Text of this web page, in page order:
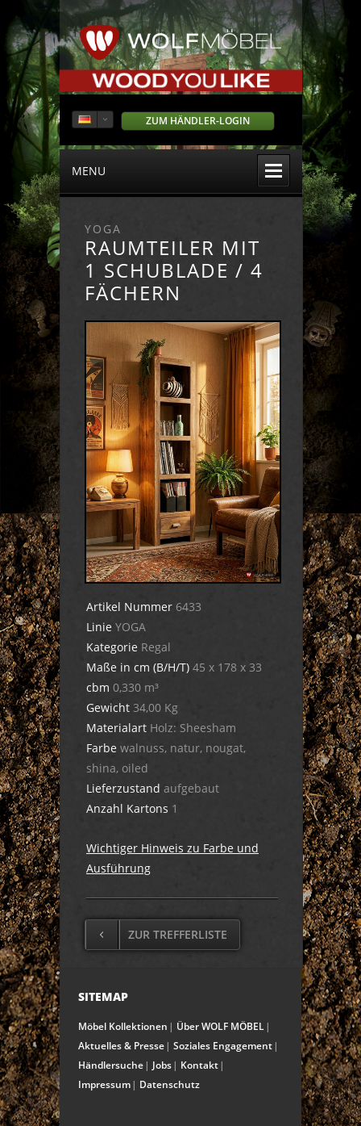
ZUM HÄNDLER-LOGIN
MENU
YOGA
RAUMTEILER MIT
1 SCHUBLADE / 4
FÄCHERN
Artikel Nummer 6433
Linie YOGA
Kategorie Regal
Maße in cm (B/H/T) 45 x 178 x 33
cbm 0,330 m³
Gewicht 34,00 Kg
Materialart Holz: Sheesham
Farbe walnuss, natur, nougat,
shina, oiled
Lieferzustand aufgebaut
Anzahl Kartons 1
Wichtiger Hinweis zu Farbe und
Ausführung
ZUR TREFFERLISTE
SITEMAP
Möbel Kollektionen
Über WOLF MÖBEL
Aktuelles & Presse
Soziales Engagement
Händlersuche
Jobs
Kontakt
Impressum
Datenschutz